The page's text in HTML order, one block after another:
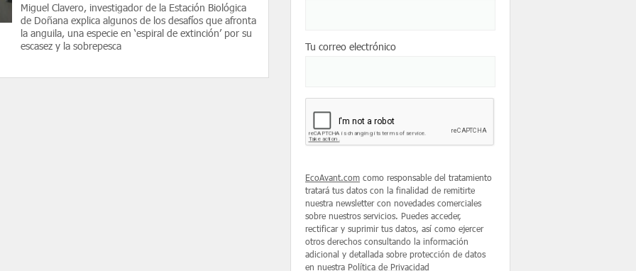
Miguel Clavero, investigador de la Estación Biológica
de Doñana explica algunos de los desafíos que afronta
la anguila, una especie en ‘espiral de extinción’ por su
escasez y la sobrepesca
Tu correo electrónico
EcoAvant.com como responsable del tratamiento
tratará tus datos con la finalidad de remitirte
nuestra newsletter con novedades comerciales
sobre nuestros servicios. Puedes acceder,
rectificar y suprimir tus datos, así como ejercer
otros derechos consultando la información
adicional y detallada sobre protección de datos
en nuestra Política de Privacidad